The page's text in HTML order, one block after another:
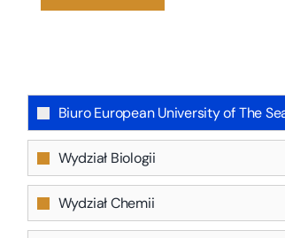
Biuro European University of The
Wydział Biologii
Wydział Chemii